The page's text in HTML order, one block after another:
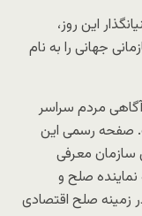
این روز،
متحد است که در سال ۲۰۱۲ سازمانی جهانی را به نام
مردم سراسر
صفحه رسمی این
سازمان معرفی
صلح و
زمینه صلح اقتصادی